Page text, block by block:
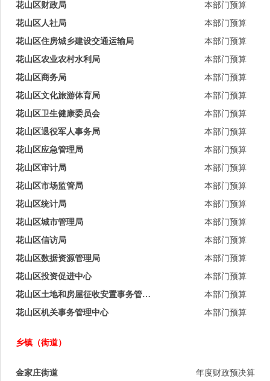
花山区财政局
本部门预算
花山区人社局
本部门预算
花山区住房城乡建设交通运输局
本部门预算
花山区农业农村水利局
本部门预算
花山区商务局
本部门预算
花山区文化旅游体育局
本部门预算
花山区卫生健康委员会
本部门预算
花山区退役军人事务局
本部门预算
花山区应急管理局
本部门预算
花山区审计局
本部门预算
花山区市场监管局
本部门预算
花山区统计局
本部门预算
花山区城市管理局
本部门预算
花山区信访局
本部门预算
花山区数据资源管理局
本部门预算
花山区投资促进中心
本部门预算
花山区土地和房屋征收安置事务管理中心
本部门预算
花山区机关事务管理中心
本部门预算
乡镇（街道）
金家庄街道
年度财政预决算